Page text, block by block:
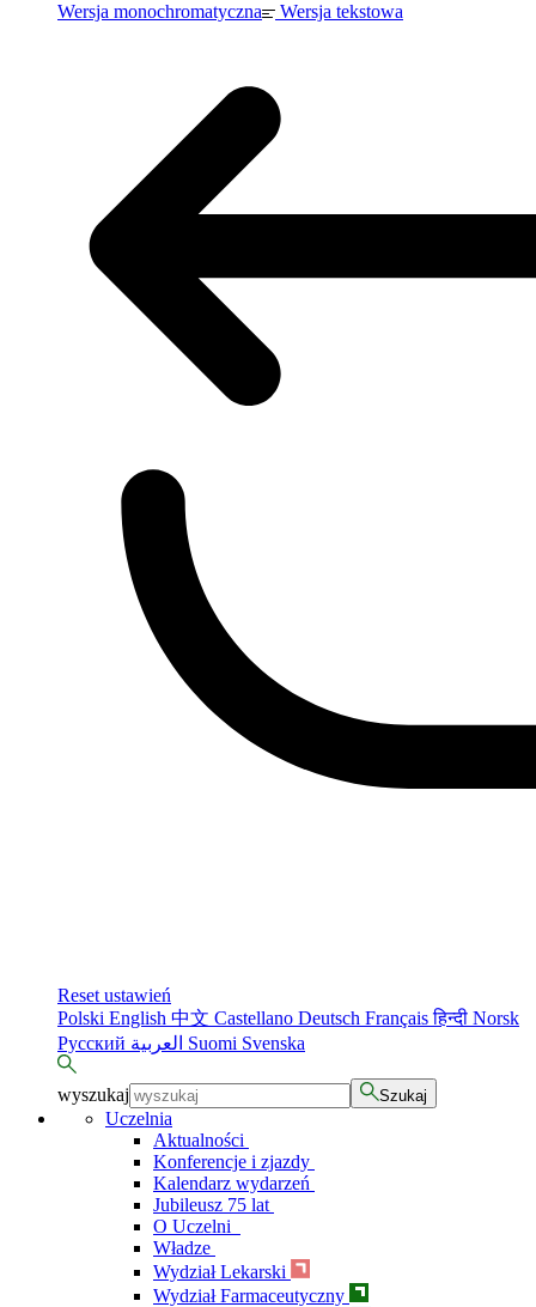
Wersja monochromatyczna Wersja tekstowa
Reset ustawień
Polski English 中文 Castellano Deutsch Françaisहिन्दी Norsk
Русский
Suomi Svenska
wyszukaj Szukaj
Uczelnia
Aktualności
Konferencje i zjazdy
Kalendarz wydarzeń
Jubileusz 75 lat
O Uczelni
Władze
Wydział Lekarski
Wydział Farmaceutyczny